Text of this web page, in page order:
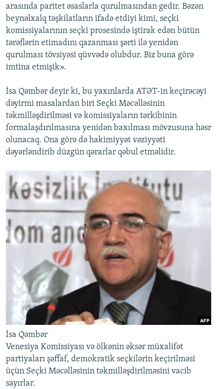
arasında paritet əsaslarla qurulmasından gedir. Bəzən
beynəlxalq təşkilatların ifadə etdiyi kimi, seçki
komissiyalarının seçki prosesində iştirak edən bütün
tərəflərin etimadını qazanması şərti ilə yenidən
qurulması tövsiyəsi qüvvədə olubdur. Biz buna görə
imtina etmişik».
İsa Qəmbər deyir ki, bu yaxınlarda ATƏT-in keçirəcəyi
dəyirmi masalardan biri Seçki Məcəlləsinin
təkmilləşdirilməsi və komissiyaların tərkibinin
formalaşdırılmasına yenidən baxılması mövzusuna həsr
olunacaq. Ona görə də hakimiyyət vəziyyəti
dəyərləndirib düzgün qərarlar qəbul etməlidir.
İsa Qəmbər
Venesiya Komissiyası və ölkənin əksər müxalifət
partiyaları şəffaf, demokratik seçkilərin keçirilməsi
üçün Seçki Məcəlləsinin təkmilləşdirilməsini vacib
sayırlar.